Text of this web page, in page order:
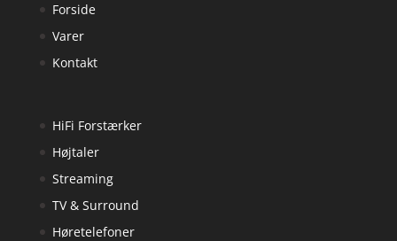
Forside
Varer
Kontakt
HiFi Forstærker
Højtaler
Streaming
TV & Surround
Høretelefoner